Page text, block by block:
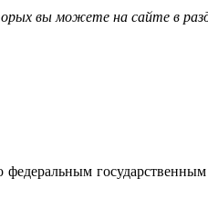
вы можете на сайте в
федеральным